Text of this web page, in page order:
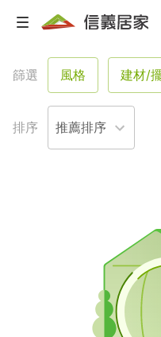
篩選 風格 建材/
格局 坪數
服務
排序